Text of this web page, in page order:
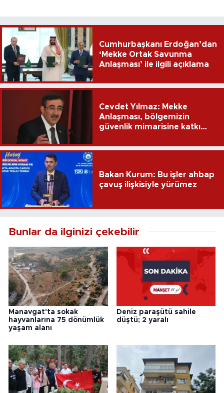
Cumhurbaşkanı Erdoğan’dan
‘Mekke Ortak Savunma
Anlaşması’ ile ilgili açıklama
Cevdet Yılmaz: Mekke
Anlaşması, bölgemizin
güvenlik mimarisine katkı
Bakan Kurum: Bu işler ahbap
çavuş ilişkisiyle yürümez
Bunlar da ilginizi çekebilir
Manavgat'ta sokak
hayvanlarına 75 dönümlük
yaşam alanı
Deniz paraşütü sahile
düştü; 2 yaralı